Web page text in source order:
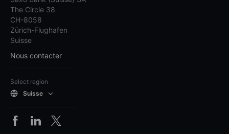
The Circle 38
CH-8058
Zürich-Flughafen
Suisse
Nous contacter
Select region
Suisse